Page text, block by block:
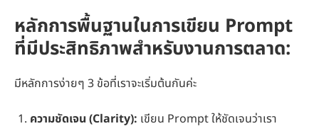
หลักการพื้นฐานในการเขียน Prompt
ที่มีประสิทธิภาพสำหรับงานการตลาด:
มีหลักการง่ายๆ 3 ข้อที่เราจะเริ่มต้นกันค่ะ
ความชัดเจน (Clarity): เขียน Prompt ให้ชัดเจนว่าเรา